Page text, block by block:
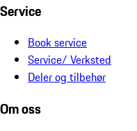
Service
Book service
Service/ Verksted
Deler og tilbehør
Om oss